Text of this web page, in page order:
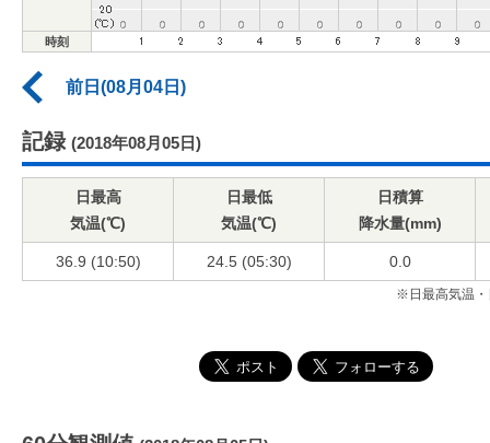
時刻
前日(08月04日)
記録 (2018年08月05日)
日最高
気温(℃)
日最低
気温(℃)
日積算
降水量(mm)
36.9 (10:50) 24.5 (05:30) 0.0
※日最高気温・